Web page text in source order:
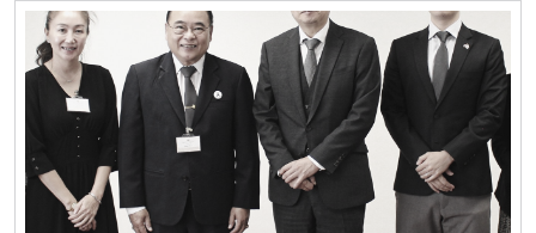
แม่โจ้ในด้านต่าง ๆ อาทิ การประสานงานกับฝ่ายการศึกษา สถาน
เอกอัครราชทูตแคนาดา ประจำประเทศไทย ในการแนะนำข้อมูล
ด้านทุนการศึกษา การแลกเปลี่ยนนักศึกษา ของประเทศแคนาดา
ให้กับบุคลากรและนักศึกษามหาวิทยาลัยแม่โจ้7 January 2026,
Associate Professor Dr. Weerapon Thongma, President
of Maejo University, together with Associate Dean of
International College, and the International Affairs
Officers, Maejo University visited the Canadian